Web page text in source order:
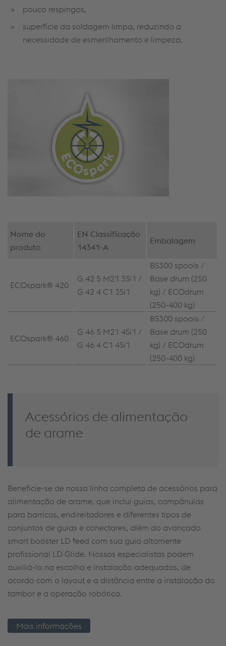
pouco respingos,
superfície da soldagem limpa, reduzindo a
necessidade de esmerilhamento e limpeza.
Nome do
produto
EN Classificação
14341-A
Embalagem
ECOspark® 420
G 42 5 M21 3Si1 /
G 42 4 C1 3Si1
BS300 spools /
Base drum (250
kg) / ECOdrum
(250-400 kg)
ECOspark® 460
G 46 5 M21 4Si1 /
G 46 4 C1 4Si1
BS300 spools /
Base drum (250
kg) / ECOdrum
(250-400 kg)
Acessórios de alimentação
de arame
Beneficie-se de nossa linha completa de acessórios para
alimentação de arame, que inclui guias, campânulas
para barricas, endireitadores e diferentes tipos de
conjuntos de guias e conectores, além do avançado
smart booster LD feed com sua guia altamente
profissional LD Glide. Nossos especialistas podem
auxiliá-lo na escolha e instalação adequadas, de
acordo com o layout e a distância entre a instalação do
tambor e a operação robótica.
Mais informações